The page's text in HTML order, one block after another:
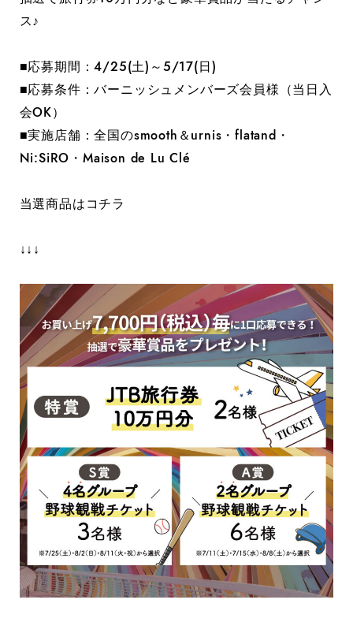
ス♪
■応募期間：4/25(土)～5/17(日)
■応募条件：バーニッシュメンバーズ会員様（当日入
会OK）
■実施店舗：全国のsmooth＆urnis・flatand・
Ni:SiRO・Maison de Lu Clé
当選商品はコチラ
↓↓↓